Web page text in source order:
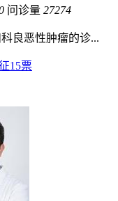
问诊量 27274
良恶性肿瘤的诊...
15票